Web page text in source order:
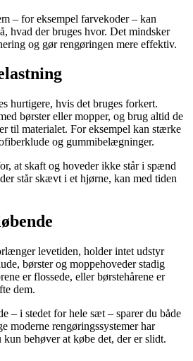
– for eksempel farvekoder – kan
hvad der bruges hvor. Det mindsker
og gør rengøringen mere effektiv.
hurtigere, hvis det bruges forkert.
børster eller mopper, og brug altid de
til materialet. For eksempel kan stærke
og gummibelægninger.
at skaft og hoveder ikke står i spænd
står skævt i et hjørne, kan med tiden
levetiden, holder intet udstyr
børster og moppehoveder stadig
er flossede, eller børstehårene er
dem.
– i stedet for hele sæt – sparer du både
moderne rengøringssystemer har
behøver at købe det, der er slidt.